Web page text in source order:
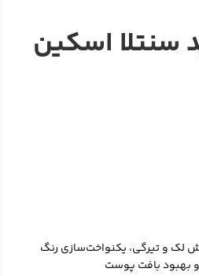
سنتلا اسکین
لک و تیرگی، یکنواخت‌سازی رنگ
بهبود بافت پوست